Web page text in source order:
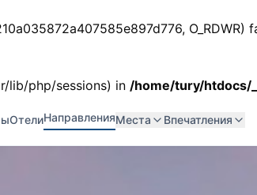
lib/php/sessions) in /home/tury/htdocs/
ОтелиНаправленияМеста Впечатления